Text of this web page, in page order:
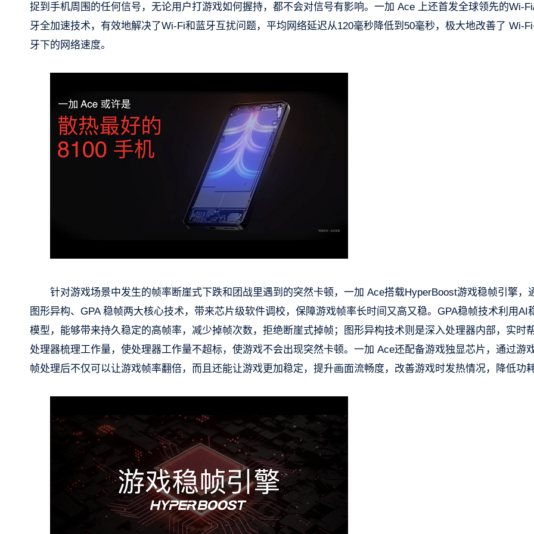
捉到手机周围的任何信号，无论用户打游戏如何握持，都不会对信号有影响。一加 Ace 上还首发全球领先的Wi-
牙全加速技术，有效地解决了Wi-Fi和蓝牙互扰问题，平均网络延迟从120毫秒降低到50毫秒，极大地改善了 Wi-
牙下的网络速度。
针对游戏场景中发生的帧率断崖式下跌和团战里遇到的突然卡顿，一加 Ace搭载HyperBoost游戏稳帧引擎，
图形异构、GPA 稳帧两大核心技术，带来芯片级软件调校，保障游戏帧率长时间又高又稳。GPA稳帧技术利用AI
模型，能够带来持久稳定的高帧率，减少掉帧次数，拒绝断崖式掉帧；图形异构技术则是深入处理器内部，实时
处理器梳理工作量，使处理器工作量不超标，使游戏不会出现突然卡顿。一加 Ace还配备游戏独显芯片，通过游
帧处理后不仅可以让游戏帧率翻倍，而且还能让游戏更加稳定，提升画面流畅度，改善游戏时发热情况，降低功耗